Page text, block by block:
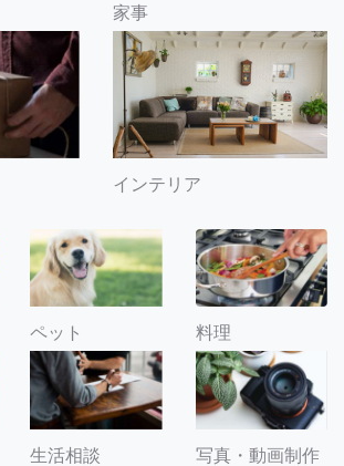
家事
インテリア
ペット 料理
生活相談 写真・動画制作